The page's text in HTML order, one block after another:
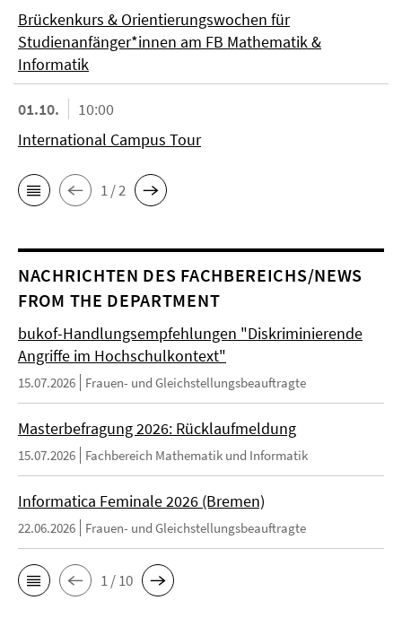
Brückenkurs & Orientierungswochen für
Studienanfänger*innen am FB Mathematik &
Informatik
01.10.
10:00
International Campus Tour
1 / 2
NACHRICHTEN DES FACHBEREICHS/NEWS
FROM THE DEPARTMENT
bukof-Handlungsempfehlungen "Diskriminierende
Angriffe im Hochschulkontext"
15.07.2026 Frauen- und Gleichstellungsbeauftragte
Masterbefragung 2026: Rücklaufmeldung
15.07.2026 Fachbereich Mathematik und Informatik
Informatica Feminale 2026 (Bremen)
22.06.2026 Frauen- und Gleichstellungsbeauftragte
1 / 10